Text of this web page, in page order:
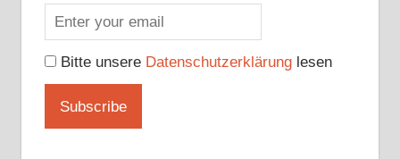
Bitte unsere Datenschutzerklärunglesen